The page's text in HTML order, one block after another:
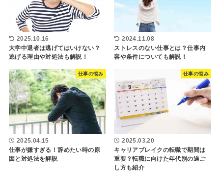
2025.10.16
大学中退者は逃げてはいけない？
逃げる理由や対処法も解説！
2024.11.08
ストレスのない仕事とは？仕事内
容や条件についても解説！
仕事の悩み
2025.04.15
仕事が嫌すぎる！辞めたい時の原
因と対処法を解説
仕事の悩み
2025.03.20
キャリアブレイクの転職で期間は
重要？転職に向けた年代別の過ご
し方も紹介